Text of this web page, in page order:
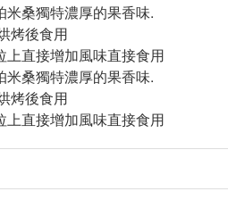
桑獨特濃厚的果香味.
烤後食用
直接增加風味直接食用
桑獨特濃厚的果香味.
烤後食用
直接增加風味直接食用